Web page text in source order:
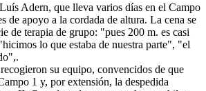
Adern, que lleva varios días en el Campo
de apoyo a la cordada de altura. La cena se
de terapia de grupo: "pues 200 m. es casi
lo que estaba de nuestra parte", "el
su equipo, convencidos de que
1 y, por extensión, la despedida